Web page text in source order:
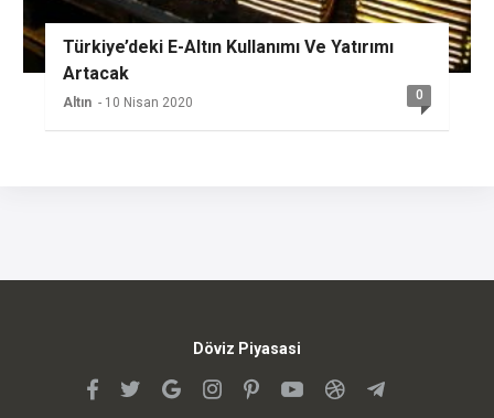
Türkiye’deki E-Altın Kullanımı Ve Yatırımı
Artacak
Altın - 10 Nisan 2020 0
Döviz Piyasasi